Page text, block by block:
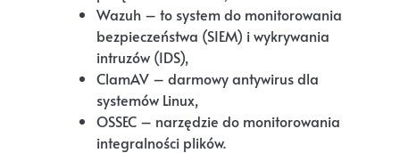
Wazuh – to system do monitorowania
bezpieczeństwa (SIEM) i wykrywania
intruzów (IDS),
ClamAV – darmowy antywirus dla
systemów Linux,
OSSEC – narzędzie do monitorowania
integralności plików.